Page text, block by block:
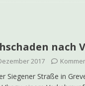
der Chorjugend
in Grevenbrück
Grevenbrück Ü 60 geht in
nach
2017
Siegener Straße in